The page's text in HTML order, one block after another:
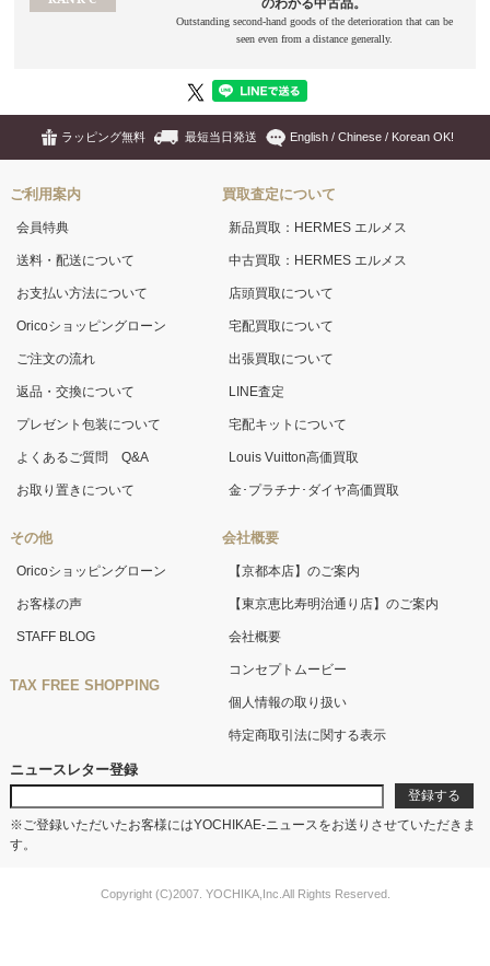
ラッピング無料 最短当日発送 English / Chinese / Korean OK!
ご利用案内
会員特典
送料・配送について
お支払い方法について
Oricoショッピングローン
ご注文の流れ
返品・交換について
プレゼント包装について
よくあるご質問 Q&A
お取り置きについて
その他
Oricoショッピングローン
お客様の声
STAFF BLOG
TAX FREE SHOPPING
買取査定について
新品買取：HERMES エルメス
中古買取：HERMES エルメス
店頭買取について
宅配買取について
出張買取について
LINE査定
宅配キットについて
Louis Vuitton高価買取
金･プラチナ･ダイヤ高価買取
会社概要
【京都本店】のご案内
【東京恵比寿明治通り店】のご案内
会社概要
コンセプトムービー
個人情報の取り扱い
特定商取引法に関する表示
ニュースレター登録
※ご登録いただいたお客様にはYOCHIKAE-ニュースをお送りさせていただきま
す。
Copyright (C)2007. YOCHIKA,Inc.All Rights Reserved.